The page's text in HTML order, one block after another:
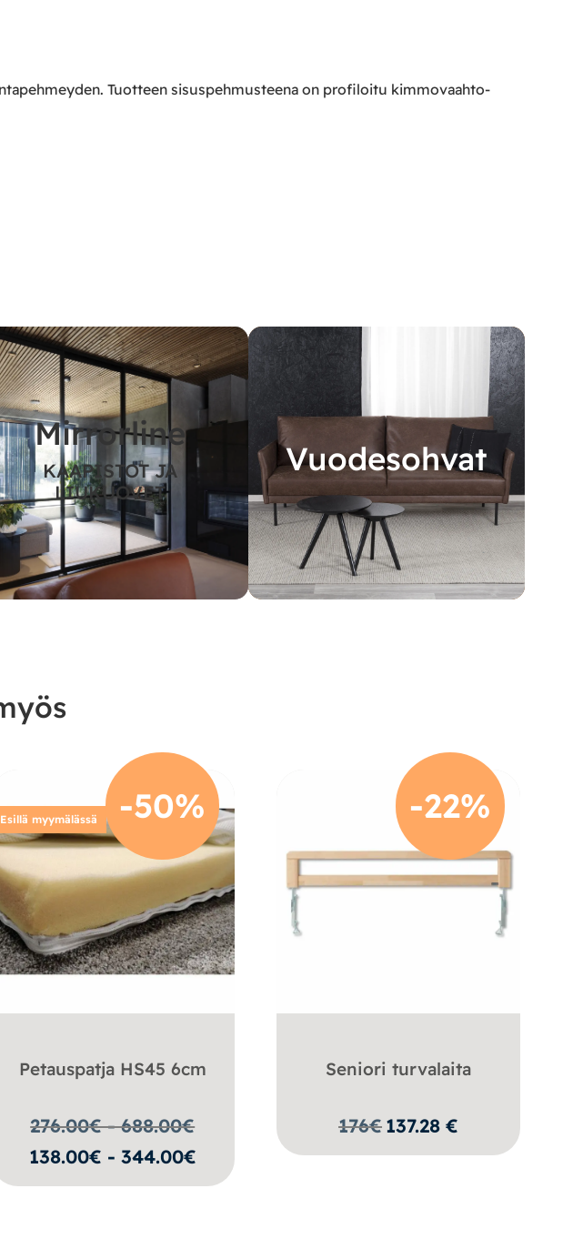
Tuotteen sisuspehmusteena on profiloitu kimmovaahto-
Mirrorline
KAAPISTOT JA
LIUKUOVET
Vuodesohvat
-50%
Esillä myymälässä
Petauspatja HS45 6cm
276.00€ - 688.00€
138.00€ - 344.00€
-22%
Seniori turvalaita
176€137.28€